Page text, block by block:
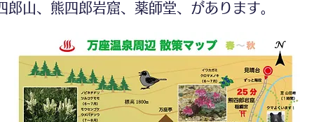
郎山、熊四郎岩窟、薬師堂、があります。